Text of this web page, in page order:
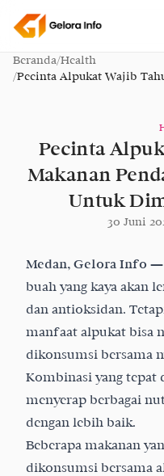
Beranda/Health
/Pecinta Alpukat Wajib
Pecinta
Makanan
Untuk
30 Juni
Medan, Gelora Info —
buah yang kaya akan
dan antioksidan.
manfaat alpukat bisa
dikonsumsi bersama
Kombinasi yang
menyerap berbagai
dengan lebih baik.
Beberapa makanan
dikonsumsi bersama